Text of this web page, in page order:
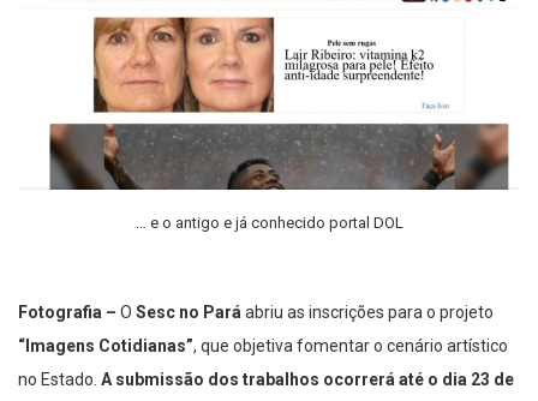
… e o antigo e já conhecido portal DOL
Fotografia – O Sesc no Pará abriu as inscrições para o projeto
“Imagens Cotidianas”, que objetiva fomentar o cenário artístico
no Estado. A submissão dos trabalhos ocorrerá até o dia 23 de